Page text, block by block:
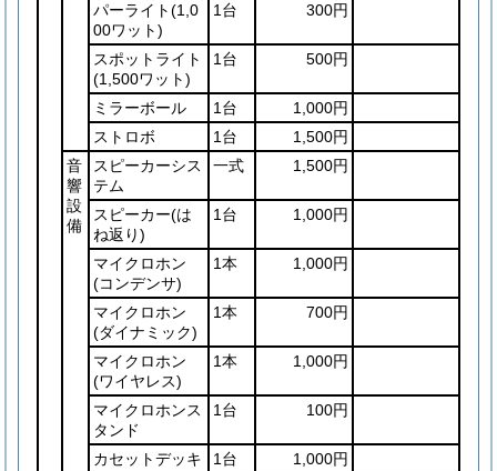
パーライト(1,0
00ワット)
1台 300円
スポットライト
(1,500ワット)
1台 500円
ミラーボール 1台
1,000円
ストロボ
1台
1,500円
音
響
設
備
スピーカーシス
テム
一式 1,500円
スピーカー(は
ね返り)
1台 1,000円
マイクロホン
(コンデンサ)
1本 1,000円
マイクロホン
(ダイナミック)
1本 700円
マイクロホン
(ワイヤレス)
1本 1,000円
マイクロホンス
タンド
1台 100円
カセットデッキ 1台
1,000円